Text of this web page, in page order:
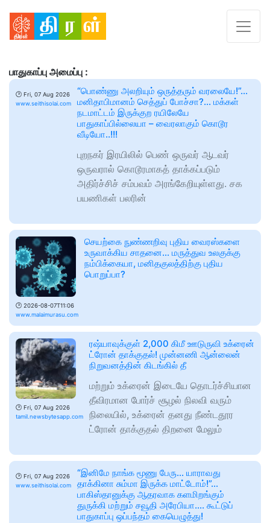
பாதுகாப்பு அமைப்பு :
🕑 Fri, 07 Aug 2026
www.seithisolai.com
“பொண்ணு அலறியும் ஒருத்தரும் வரலையே!”…
மனிதாபிமானம் செத்துப் போச்சா?… மக்கள்
நடமாட்டம் இருக்குற ரயிலேயே
பாதுகாப்பில்லையா – வைரலாகும் கொடூர
வீடியோ..!!!
புறநகர் இரயிலில் பெண் ஒருவர் ஆடவர்
ஒருவரால் கொடூரமாகத் தாக்கப்படும்
அதிர்ச்சிச் சம்பவம் அரங்கேறியுள்ளது. சக
பயணிகள் பலரின்
🕑 2026-08-07T11:06
www.malaimurasu.com
செயற்கை நுண்ணறிவு புதிய வைரஸ்களை
உருவாக்கிய சாதனை... மருத்துவ உலகுக்கு
நம்பிக்கையா, மனிதகுலத்திற்கு புதிய
பொறுப்பா?
🕑 Fri, 07 Aug 2026
tamil.newsbytesapp.com
ரஷ்யாவுக்குள் 2,000 கிமீ ஊடுருவி உக்ரைன்
ட்ரோன் தாக்குதல்! முன்னணி ஆன்லைன்
நிறுவனத்தின் கிடங்கில் தீ
மற்றும் உக்ரைன் இடையே தொடர்ச்சியான
தீவிரமான போர்ச் சூழல் நிலவி வரும்
நிலையில், உக்ரைன் தனது நீண்டதூர
ட்ரோன் தாக்குதல் திறனை மேலும்
🕑 Fri, 07 Aug 2026
www.seithisolai.com
“இனிமே நாங்க மூணு பேரு… யாராவது
தாக்கினா சும்மா இருக்க மாட்டோம்!”…
பாகிஸ்தானுக்கு ஆதரவாக களமிறங்கும்
துருக்கி மற்றும் சவூதி அரேபியா…. கூட்டுப்
பாதுகாப்பு ஒப்பந்தம் கையெழுத்து!